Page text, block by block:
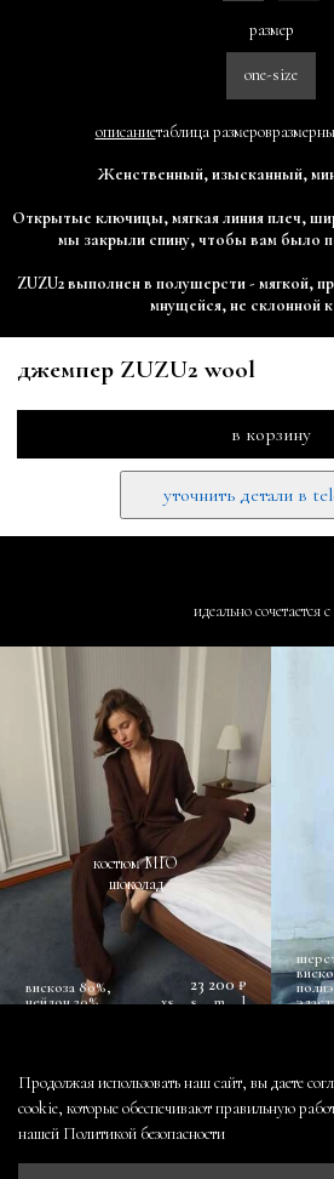
размер
one-size
описаниетаблица размеров
Женственный, изысканный,
Открытые ключицы, мягкая линия плеч,
мы закрыли спину, чтобы вам было
ZUZU2 выполнен в полушерсти - мягкой,
мнущейся, не склонной к
джемпер ZUZU2 wool
в корзину
уточнить детали в
идеально сочетается
вискоза 80%,
нейлон 20% xs s m l
костюм MIO
шоколад
23 200 ₽
контакты оферта и политика
Продолжая использовать наш сайт, вы даете
cookie, которые обеспечивают правильную
нашей Политикой безопасности